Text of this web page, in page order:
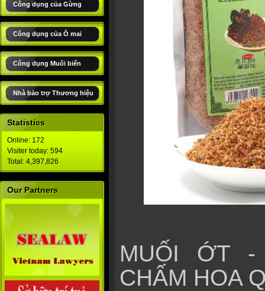
Công dụng của Gừng
Công dụng của Ô mai
Công dụng Muối biển
Nhà bảo trợ Thương hiệu
Statistics
Online: 172
Visiter today: 594
Total: 4,397,826
Our Partners
MUỐI ỚT
CHẤM HOA